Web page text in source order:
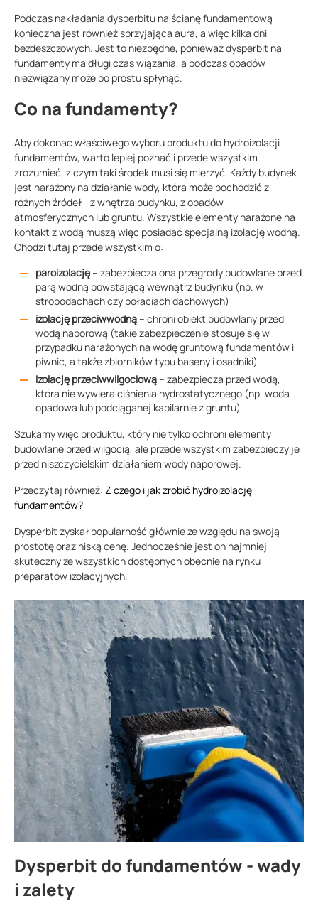
Podczas nakładania dysperbitu na ścianę fundamentową
konieczna jest również sprzyjająca aura, a więc kilka dni
bezdeszczowych. Jest to niezbędne, ponieważ dysperbit na
fundamenty ma długi czas wiązania, a podczas opadów
niezwiązany może po prostu spłynąć.
Co na fundamenty?
Aby dokonać właściwego wyboru produktu do hydroizolacji
fundamentów, warto lepiej poznać i przede wszystkim
zrozumieć, z czym taki środek musi się mierzyć. Każdy budynek
jest narażony na działanie wody, która może pochodzić z
różnych źródeł - z wnętrza budynku, z opadów
atmosferycznych lub gruntu. Wszystkie elementy narażone na
kontakt z wodą muszą więc posiadać specjalną izolację wodną.
Chodzi tutaj przede wszystkim o:
paroizolację– zabezpiecza ona przegrody budowlane przed
parą wodną powstającą wewnątrz budynku (np. w
stropodachach czy połaciach dachowych)
izolację przeciwwodną– chroni obiekt budowlany przed
wodą naporową (takie zabezpieczenie stosuje się w
przypadku narażonych na wodę gruntową fundamentów i
piwnic, a także zbiorników typu baseny i osadniki)
izolację przeciwwilgociową– zabezpiecza przed wodą,
która nie wywiera ciśnienia hydrostatycznego (np. woda
opadowa lub podciąganej kapilarnie z gruntu)
Szukamy więc produktu, który nie tylko ochroni elementy
budowlane przed wilgocią, ale przede wszystkim zabezpieczy je
przed niszczycielskim działaniem wody naporowej.
Przeczytaj również: Z czego i jak zrobić hydroizolację
fundamentów?
Dysperbit zyskał popularność głównie ze względu na swoją
prostotę oraz niską cenę. Jednocześnie jest on najmniej
skuteczny ze wszystkich dostępnych obecnie na rynku
preparatów izolacyjnych.
Dysperbit do fundamentów - wady
i zalety